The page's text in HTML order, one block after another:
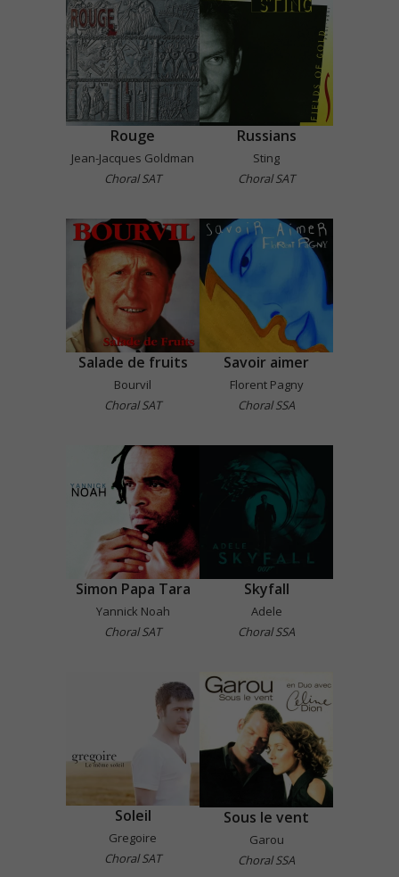
Rouge
Jean-Jacques Goldman
Choral SAT
Russians
Sting
Choral SAT
Salade de fruits
Bourvil
Choral SAT
Savoir aimer
Florent Pagny
Choral SSA
Simon Papa Tara
Yannick Noah
Choral SAT
Skyfall
Adele
Choral SSA
Soleil
Gregoire
Choral SAT
Sous le vent
Garou
Choral SSA